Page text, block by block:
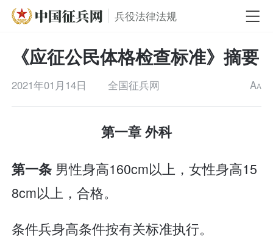
兵役法律法规
《应征公民体格检查标准》摘要
2021年01月14日 全国征兵网 AA
第一章 外科
第一条 男性身高160cm以上，女性身高15
8cm以上，合格。
条件兵身高条件按有关标准执行。